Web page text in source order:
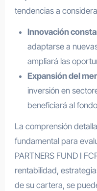
tendencias a
Innovación
adaptarse a
ampliará las
Expansión del
inversión en
beneficiará al
La comprensión
fundamental para
PARTNERS FUND I
rentabilidad,
de su cartera, se